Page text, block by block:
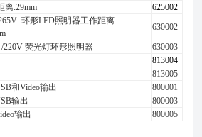
离:29mm
625002
环形LED照明器工作距离
630002
/220V 荧光灯环形照明器
630003
813004
813005
和Video输出
800001
输出
800003
输出
800005